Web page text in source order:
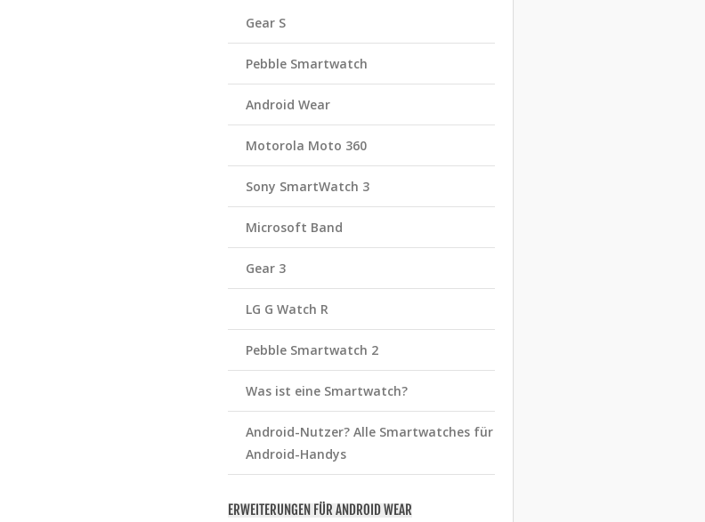
Gear S
Pebble Smartwatch
Android Wear
Motorola Moto 360
Sony SmartWatch 3
Microsoft Band
Gear 3
LG G Watch R
Pebble Smartwatch 2
Was ist eine Smartwatch?
Android-Nutzer? Alle Smartwatches für
Android-Handys
ERWEITERUNGEN FÜR ANDROID WEAR